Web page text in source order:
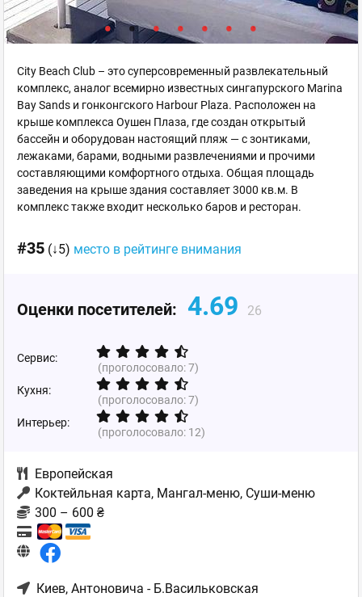
City Beach Club – это суперсовременный развлекательный
комплекс, аналог всемирно известных сингапурского Marina
Bay Sands и гонконгского Harbour Plaza. Расположен на
крыше комплекса Оушен Плаза, где создан открытый
бассейн и оборудован настоящий пляж — с зонтиками,
лежаками, барами, водными развлечениями и прочими
составляющими комфортного отдыха. Общая площадь
заведения на крыше здания составляет 3000 кв.м. В
комплекс также входит несколько баров и ресторан.
#35 (↓5) место в рейтинге внимания
Оценки посетителей: 4.69 26
Сервис:
(проголосовало:7)
Кухня:
(проголосовало:7)
Интерьер:
(проголосовало: 12)
Европейская
Коктейльная карта, Мангал-меню, Суши-меню
300 – 600 ₴
Киев, Антоновича - Б.Васильковская